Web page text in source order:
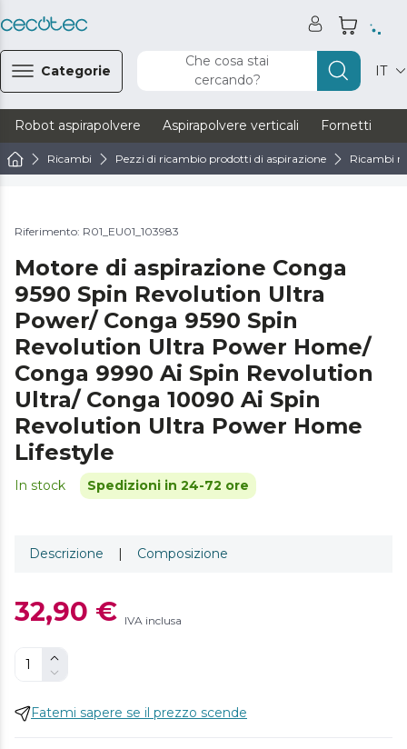
Categorie
Che cosa stai
cercando?
IT
Robot aspirapolvere Aspirapolvere verticali Fornetti
Ricambi Pezzi di ricambio prodotti di aspirazione Ricambi
Riferimento: R01_EU01_103983
Motore di aspirazione Conga
9590 Spin Revolution Ultra
Power/ Conga 9590 Spin
Revolution Ultra Power Home/
Conga 9990 Ai Spin Revolution
Ultra/ Conga 10090 Ai Spin
Revolution Ultra Power Home
Lifestyle
In stock Spedizioni in 24-72 ore
Descrizione | Composizione
32,90 € IVA inclusa
Fatemi sapere se il prezzo scende